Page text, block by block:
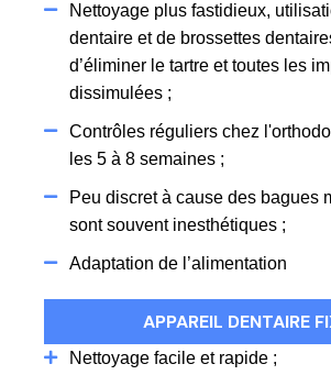
Nettoyage plus fastidieux,
dentaire et de brossettes
d’éliminer le tartre et toutes les
dissimulées ;
Contrôles réguliers chez
les 5 à 8 semaines ;
Peu discret à cause des bagues
sont souvent inesthétiques ;
Adaptation de l’alimentation
APPAREIL DENTAIRE
Nettoyage facile et rapide ;